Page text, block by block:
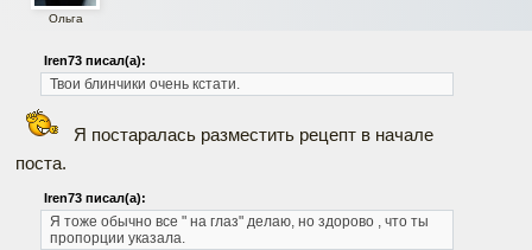
Ольга
Iren73 писал(а):
Твои блинчики очень кстати.
Я постаралась разместить рецепт в начале
поста.
Iren73 писал(а):
Я тоже обычно все " на глаз" делаю, но здорово , что ты
пропорции указала.